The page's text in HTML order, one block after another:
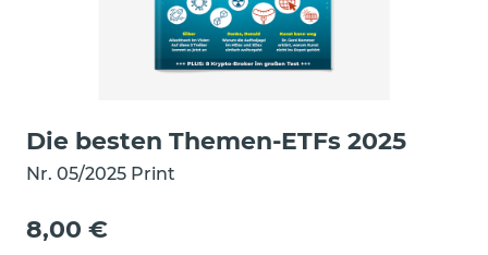
Die besten Themen-ETFs 2025
Nr. 05/2025 Print
8,00 €